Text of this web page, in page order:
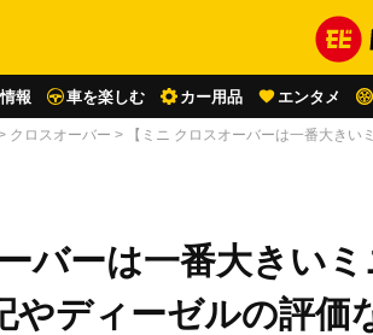
報 車を楽しむ カー用品 エンタメ
クロスオーバー > 【ミニ クロスオーバーは一番大き
バーは一番大きい
やディーゼルの評価